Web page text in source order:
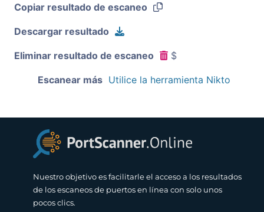
Copiar resultado de escaneo
Descargar resultado
Eliminar resultado de escaneo $
Escanear más Utilice la herramienta Nikto
Nuestro objetivo es facilitarle el acceso a los resultados
de los escaneos de puertos en línea con solo unos
pocos clics.